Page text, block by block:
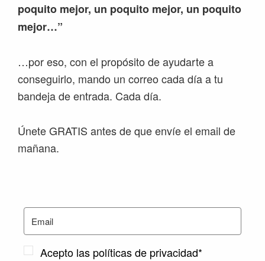
poquito mejor, un poquito mejor, un poquito
mejor…”
…por eso, con el propósito de ayudarte a
conseguirlo, mando un correo cada día a tu
bandeja de entrada. Cada día.
Únete GRATIS antes de que envíe el email de
mañana.
Acepto las políticas de privacidad*